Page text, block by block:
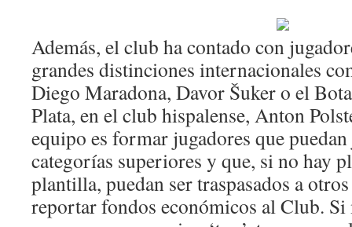
Además, el club ha contado con
grandes distinciones internacionales
Diego Maradona, Davor Šuker o el
Plata, en el club hispalense, Anton
equipo es formar jugadores que
categorías superiores y que, si no hay
plantilla, puedan ser traspasados a
reportar fondos económicos al Club.